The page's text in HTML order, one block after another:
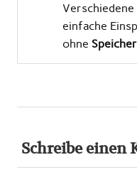
Verschiedene
einfache
ohne
Schreibe einen